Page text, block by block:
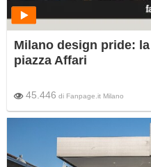
Milano design pride:
piazza Affari
45.446 di Fanpage.it Milano